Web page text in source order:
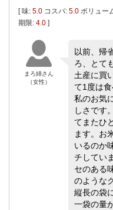
[ 味: 5.0 コスパ: 5.0 ボリュー
期限: 4.0 ]
まろ姉さん
（女性）
以前、帰
ろ、とて
土産に買
て1度は
私のお気
しさです
てまたひ
ます。お
いるのか
チしてい
セのある
のような
縦長の袋
一袋の量